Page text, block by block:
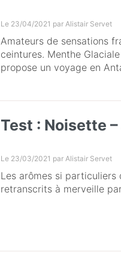
Le 23/04/2021 par Alistair Servet
Amateurs de sensations
ceintures. Menthe
propose un voyage en
Test : Noisette
Le 23/03/2021 parAlistair Servet
Les arômes si particuliers
retranscrits à merveille